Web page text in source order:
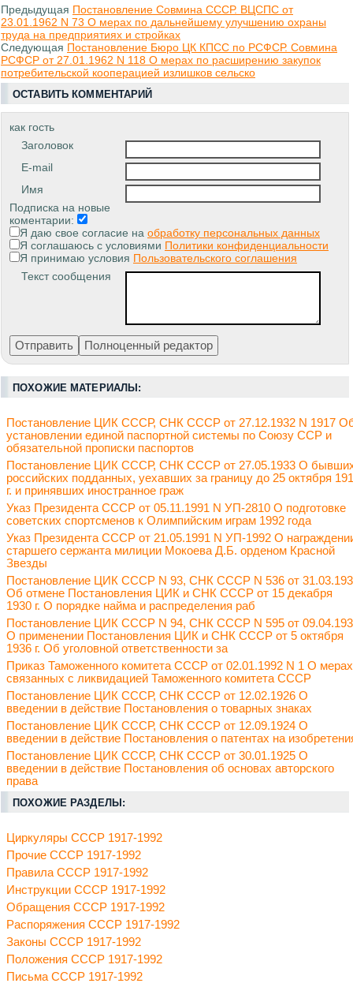
Предыдущая Постановление Совмина СССР. ВЦСПС от
23.01.1962 N 73 О мерах по дальнейшему улучшению охраны
труда на предприятиях и стройках
Следующая Постановление Бюро ЦК КПСС по РСФСР. Совмина
РСФСР от 27.01.1962 N 118 О мерах по расширению закупок
потребительской кооперацией излишков сельско
ОСТАВИТЬ КОММЕНТАРИЙ
как гость
Заголовок
E-mail
Имя
Подписка на новые
коментарии:
Я даю свое согласие на обработку персональных данных
Я соглашаюсь с условиями Политики конфиденциальности
Я принимаю условия Пользовательского соглашения
Текст сообщения
ПОХОЖИЕ МАТЕРИАЛЫ:
Постановление ЦИК СССР, СНК СССР от 27.12.1932 N 1917
установлении единой паспортной системы по Союзу ССР и
обязательной прописки паспортов
Постановление ЦИК СССР, СНК СССР от 27.05.1933 О
российских подданных, уехавших за границу до 25 октября
г. и принявших иностранное граж
Указ Президента СССР от 05.11.1991 N УП-2810 О подготовке
советских спортсменов к Олимпийским играм 1992 года
Указ Президента СССР от 21.05.1991 N УП-1992 О
старшего сержанта милиции Мокоева Д.Б. орденом Красной
Звезды
Постановление ЦИК СССР N 93, СНК СССР N 536 от
Об отмене Постановления ЦИК и СНК СССР от 15 декабря
1930 г. О порядке найма и распределения раб
Постановление ЦИК СССР N 94, СНК СССР N 595 от
О применении Постановления ЦИК и СНК СССР от 5 октября
1936 г. Об уголовной ответственности за
Приказ Таможенного комитета СССР от 02.01.1992 N 1 О
связанных с ликвидацией Таможенного комитета СССР
Постановление ЦИК СССР, СНК СССР от 12.02.1926 О
введении в действие Постановления о товарных знаках
Постановление ЦИК СССР, СНК СССР от 12.09.1924 О
введении в действие Постановления о патентах на
Постановление ЦИК СССР, СНК СССР от 30.01.1925 О
введении в действие Постановления об основах авторского
права
ПОХОЖИЕ РАЗДЕЛЫ:
Циркуляры СССР 1917-1992
Прочие СССР 1917-1992
Правила СССР 1917-1992
Инструкции СССР 1917-1992
Обращения СССР 1917-1992
Распоряжения СССР 1917-1992
Законы СССР 1917-1992
Положения СССР 1917-1992
Письма СССР 1917-1992